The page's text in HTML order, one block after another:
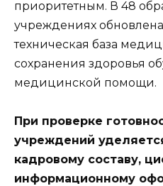
приоритетным. В 48
учреждениях
техническая база
сохранения здоровья
медицинской помощи.
При проверке
учреждений
кадровому составу,
информационному